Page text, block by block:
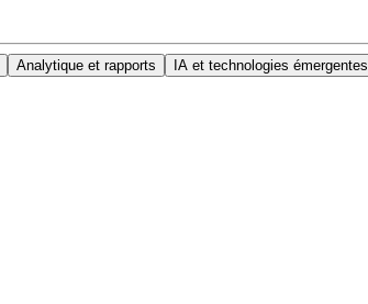
Analytique et rapports IA et technologies émergentes